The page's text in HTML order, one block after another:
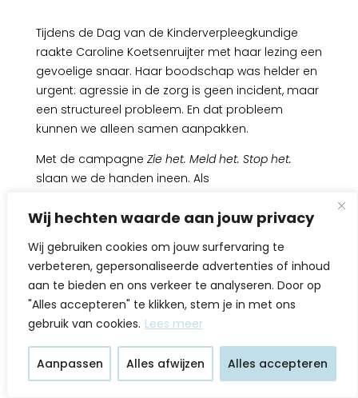
Wij hechten waarde aan jouw privacy
Wij gebruiken cookies om jouw surfervaring te
verbeteren, gepersonaliseerde advertenties of inhoud
aan te bieden en ons verkeer te analyseren. Door op
"Alles accepteren" te klikken, stem je in met ons
gebruik van cookies. Lees meer
Aanpassen Alles afwijzen Alles accepteren
Tijdens de Dag van de Kinderverpleegkundige
raakte Caroline Koetsenruijter met haar lezing een
gevoelige snaar. Haar boodschap was helder en
urgent: agressie in de zorg is geen incident, maar
een structureel probleem. En dat probleem
kunnen we alleen samen aanpakken.
Met de campagne Zie het. Meld het. Stop het.
slaan we de handen ineen. Als
iedereen die dagelijks in de zorg werkt. We willen
waarin agressie niet wordt genormaliseerd, maar
juist zichtbaar wordt gemaakt – en gestopt.
Deze campagne richt zich op
disciplines, leidinggevenden en organisaties.
Want het begint bij individuele moed om te